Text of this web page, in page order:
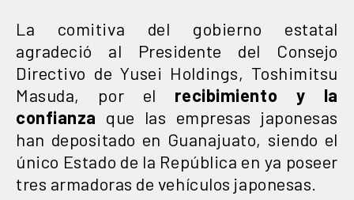
La comitiva del gobierno estatal
agradeció al Presidente del Consejo
Directivo de Yusei Holdings, Toshimitsu
Masuda, por el recibimiento y la
confianza que las empresas japonesas
han depositado en Guanajuato, siendo el
único Estado de la República en ya poseer
tres armadoras de vehículos japonesas.